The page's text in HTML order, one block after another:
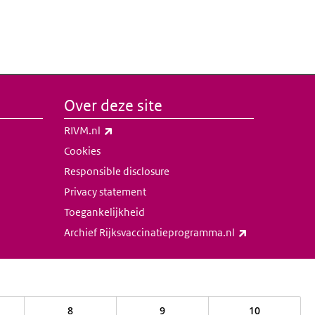
Over deze site
RIVM.nl
Cookies
Responsible disclosure
Privacy statement
Toegankelijkheid
Archief Rijksvaccinatieprogramma.nl
8 9 10